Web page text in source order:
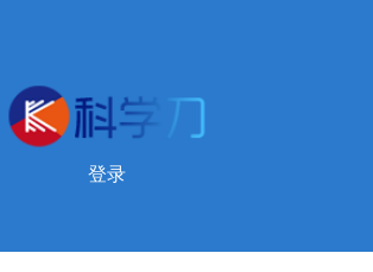
登录